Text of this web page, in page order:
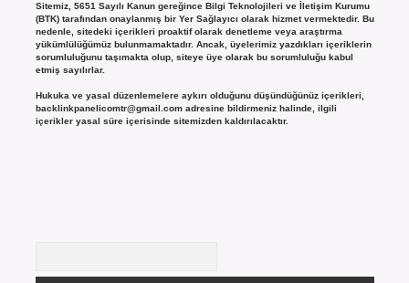
Sitemiz, 5651 Sayılı Kanun gereğince Bilgi Teknolojileri ve İletişim Kurumu
(BTK) tarafından onaylanmış bir Yer Sağlayıcı olarak hizmet vermektedir. Bu
nedenle, sitedeki içerikleri proaktif olarak denetleme veya araştırma
yükümlülüğümüz bulunmamaktadır. Ancak, üyelerimiz yazdıkları içeriklerin
sorumluluğunu taşımakta olup, siteye üye olarak bu sorumluluğu kabul
etmiş sayılırlar.
Hukuka ve yasal düzenlemelere aykırı olduğunu düşündüğünüz içerikleri,
backlinkpanelicomtr@gmail.comadresine bildirmeniz halinde, ilgili
içerikler yasal süre içerisinde sitemizden kaldırılacaktır.